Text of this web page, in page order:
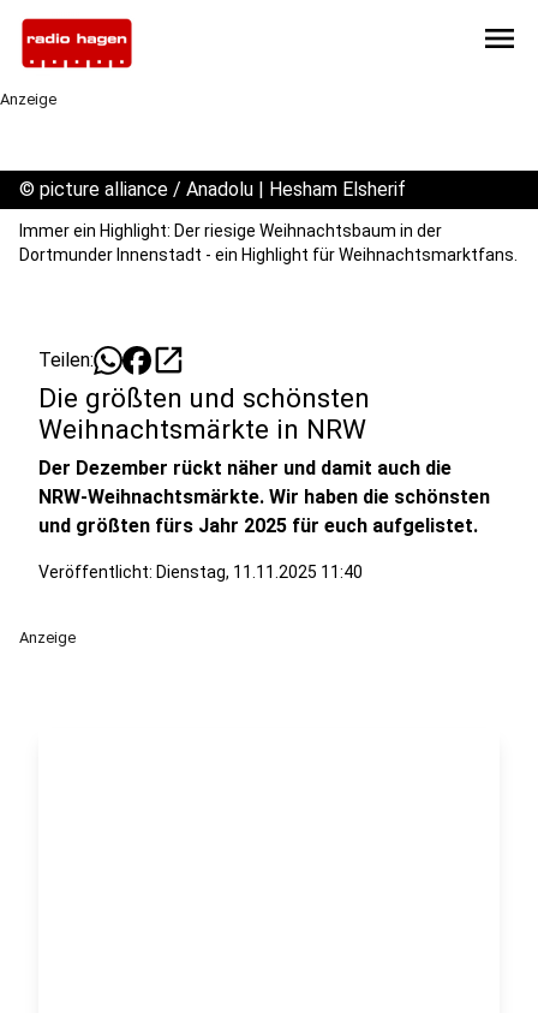
menu
Anzeige
© picture alliance / Anadolu | Hesham Elsherif
Immer ein Highlight: Der riesige Weihnachtsbaum in der
Dortmunder Innenstadt - ein Highlight für Weihnachtsmarktfans.
Teilen: open_in_new
Die größten und schönsten
Weihnachtsmärkte in NRW
Der Dezember rückt näher und damit auch die
NRW-Weihnachtsmärkte. Wir haben die schönsten
und größten fürs Jahr 2025 für euch aufgelistet.
Veröffentlicht: Dienstag, 11.11.2025 11:40
Anzeige